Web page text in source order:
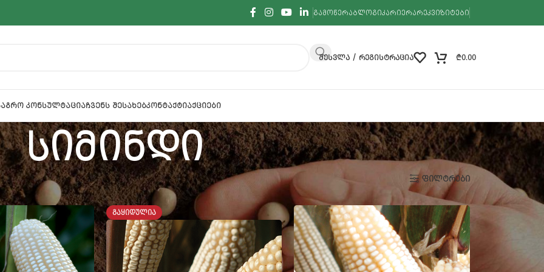
ᲒᲐᲛᲝᲬᲔᲠᲐᲑᲚᲝᲒᲘᲙᲐᲠᲘᲔᲠᲐᲠᲔᲙᲕᲘᲖᲘᲢᲔᲑᲘ
ᲨᲔᲡᲕᲚᲐ / ᲠᲔᲒᲘᲡᲢᲠᲐᲪᲘᲐ ₾0.00
ᲐᲒᲠᲝ ᲙᲝᲜᲡᲣᲚᲢᲐᲪᲘᲐᲩᲕᲔᲜᲡ ᲨᲔᲡᲐᲮᲔᲑᲙᲝᲜᲢᲐᲥᲢᲘᲐᲥᲪᲘᲔᲑᲘ
სიმინდი
ᲛᲐᲡᲐᲚᲔᲑᲘ სიმინდი გამოაჩინე 18 ᲤᲘᲚᲢᲠᲔᲑᲘ
ᲒᲐᲧᲘᲓᲣᲚᲘᲐ